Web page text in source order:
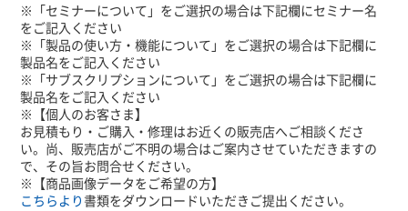
※「セミナーについて」をご選択の場合は下記欄にセミナー名
をご記入ください
※「製品の使い方・機能について」をご選択の場合は下記欄に
製品名をご記入ください
※「サブスクリプションについて」をご選択の場合は下記欄に
製品名をご記入ください
※【個人のお客さま】
お見積もり・ご購入・修理はお近くの販売店へご相談くださ
い。尚、販売店がご不明の場合はご案内させていただきますの
で、その旨お問合せください。
※【商品画像データをご希望の方】
こちらより 書類をダウンロードいただきご提出ください。